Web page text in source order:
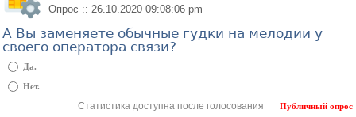
Опрос :: 26.10.2020 09:08:06 pm
А Вы заменяете обычные гудки на мелодии у
своего оператора связи?
Да.
Нет.
Статистика доступна после голосования Публичный опрос